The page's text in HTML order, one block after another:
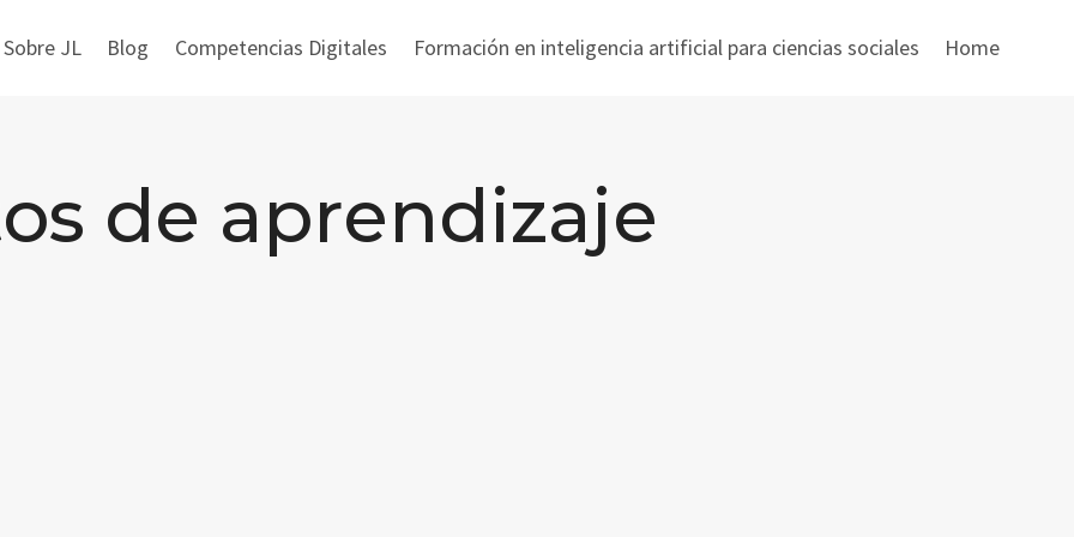
JL Blog Competencias Digitales Formación en inteligencia artificial para ciencias sociales Home
de aprendizaje